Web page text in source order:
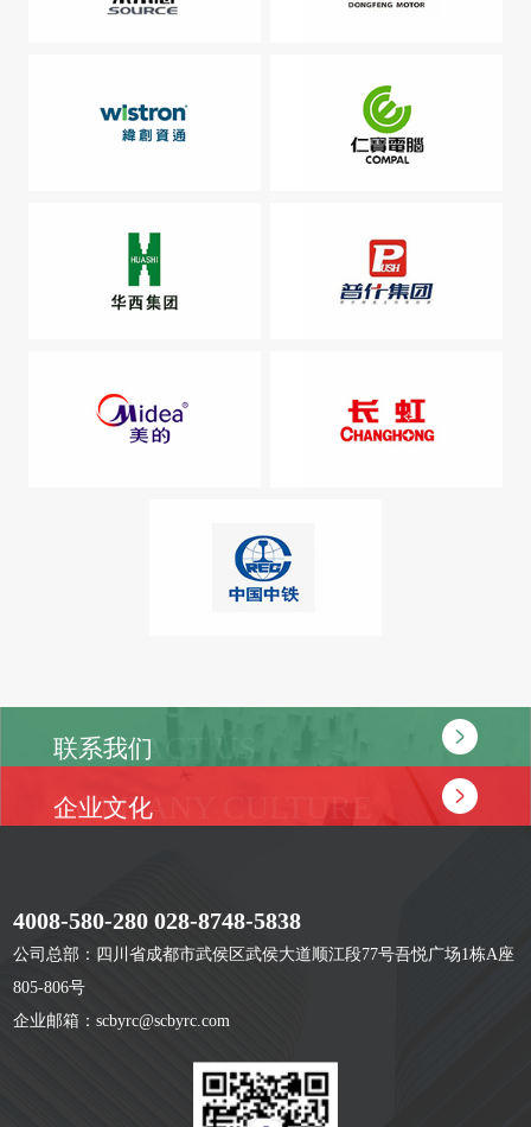
CONTACT US
联系我们
COMPANY CULTURE
企业文化
4008-580-280 028-8748-5838
公司总部：四川省成都市武侯区武侯大道顺江段77号吾悦广场1栋A座
805-806号
企业邮箱：scbyrc@scbyrc.com